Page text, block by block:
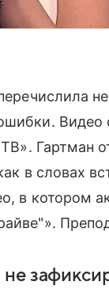
Видео
Гартман
в словах
в котором